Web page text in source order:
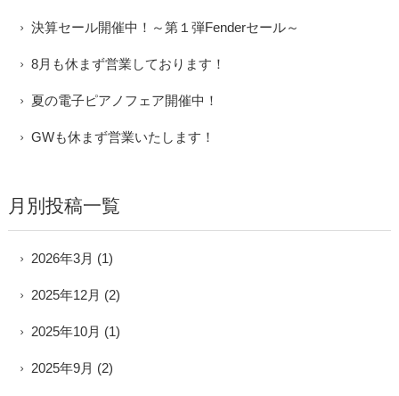
決算セール開催中！～第１弾Fenderセール～
8月も休まず営業しております！
夏の電子ピアノフェア開催中！
GWも休まず営業いたします！
月別投稿一覧
2026年3月 (1)
2025年12月 (2)
2025年10月 (1)
2025年9月 (2)